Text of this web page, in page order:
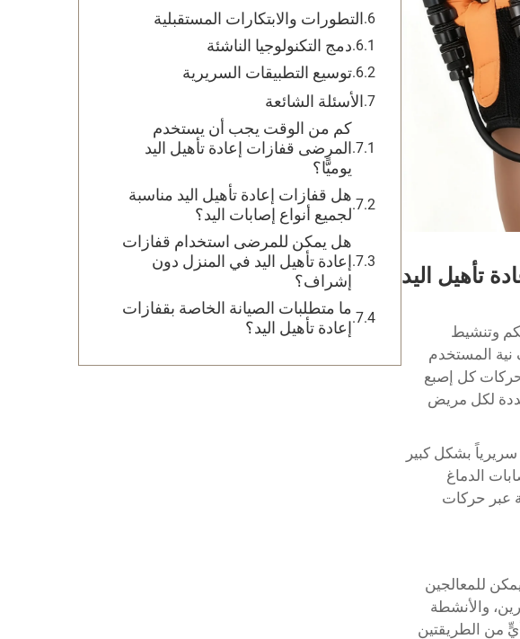
تأهيل اليد
وتنشيط
نية المستخدم
حركات كل إصبع
لكل مريض
بشكل كبير
الدماغ
عبر حركات
للمعالجين
والأنشطة
أيٍّ من الطريقتين
التطورات والابتكارات المستقبلية
دمج التكنولوجيا الناشئة
توسيع التطبيقات السريرية
الأسئلة الشائعة
كم من الوقت يجب أن يستخدم
المرضى قفازات إعادة تأهيل اليد
يوميًّا؟
هل قفازات إعادة تأهيل اليد مناسبة
لجميع أنواع إصابات اليد؟
هل يمكن للمرضى استخدام قفازات
إعادة تأهيل اليد في المنزل دون
إشراف؟
ما متطلبات الصيانة الخاصة بقفازات
إعادة تأهيل اليد؟